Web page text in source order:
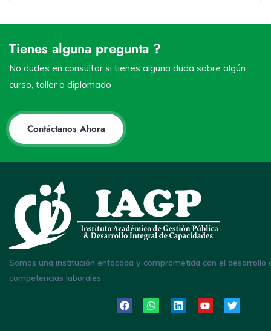
Tienes alguna pregunta ?
No dudes en consultar si tienes alguna duda sobre algún
curso, taller o diplomado
Contáctanos Ahora
Somos una institución enfocada y comprometida con el desarrollo
competencias laborales